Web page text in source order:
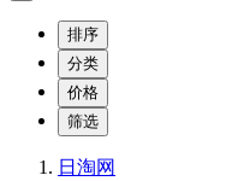
排序
分类
价格
筛选
日淘网